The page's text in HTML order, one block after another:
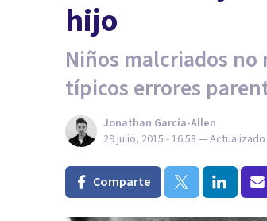
hijo
Niños malcriados no
típicos errores
Jonathan García-Allen
29 julio, 2015 - 16:58 — Actualizado
Comparte